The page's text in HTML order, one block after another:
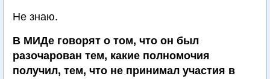
Не знаю.
В МИДе говорят о том, что он был
разочарован тем, какие полномочия
получил, тем, что не принимал участия в